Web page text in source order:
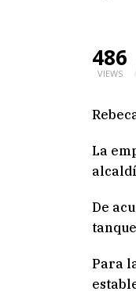
486
VIEWS
La
De
Para